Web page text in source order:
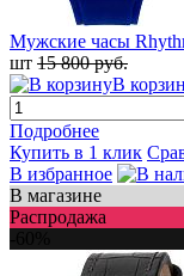
Мужские часы
шт 15 800 руб.
В
Подробнее
Купить в 1 клик
В избранное
В магазине
Распродажа